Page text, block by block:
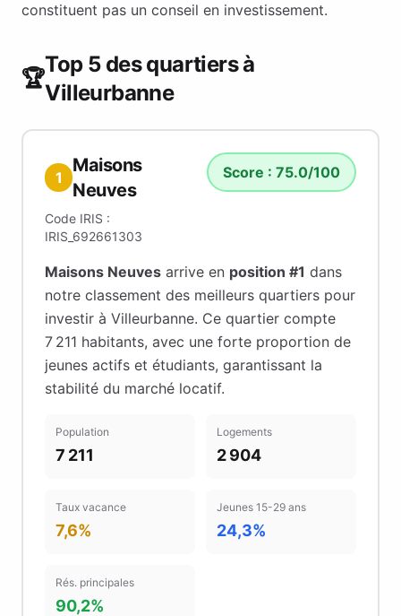
constituent pas un conseil en investissement.
🏆
Top 5 des quartiers à
Villeurbanne
1
Maisons
Neuves
Code IRIS :
IRIS_692661303
Score : 75.0/100
Maisons Neuves arrive en position #1 dans
notre classement des meilleurs quartiers pour
investir à Villeurbanne. Ce quartier compte
7 211 habitants, avec une forte proportion de
jeunes actifs et étudiants, garantissant la
stabilité du marché locatif.
Population
7 211
Logements
2 904
Taux vacance
7,6%
Jeunes 15-29 ans
24,3%
Rés. principales
90,2%